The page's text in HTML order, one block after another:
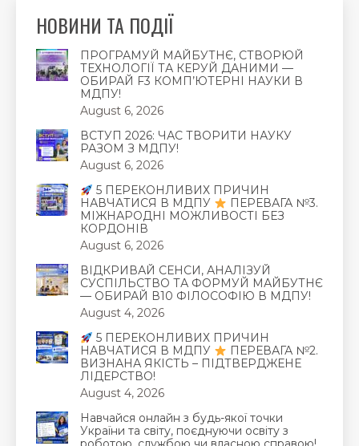
НОВИНИ ТА ПОДІЇ
ПРОГРАМУЙ МАЙБУТНЄ, СТВОРЮЙ
ТЕХНОЛОГІЇ ТА КЕРУЙ ДАНИМИ —
ОБИРАЙ F3 КОМП’ЮТЕРНІ НАУКИ В
МДПУ!
August 6, 2026
ВСТУП 2026: ЧАС ТВОРИТИ НАУКУ
РАЗОМ З МДПУ!
August 6, 2026
5 ПЕРЕКОНЛИВИХ ПРИЧИН
НАВЧАТИСЯ В МДПУ
ПЕРЕВАГА №3.
МІЖНАРОДНІ МОЖЛИВОСТІ БЕЗ
КОРДОНІВ
August 6, 2026
ВІДКРИВАЙ СЕНСИ, АНАЛІЗУЙ
СУСПІЛЬСТВО ТА ФОРМУЙ МАЙБУТНЄ
— ОБИРАЙ В10 ФІЛОСОФІЮ В МДПУ!
August 4, 2026
5 ПЕРЕКОНЛИВИХ ПРИЧИН
НАВЧАТИСЯ В МДПУ
ПЕРЕВАГА №2.
ВИЗНАНА ЯКІСТЬ – ПІДТВЕРДЖЕНЕ
ЛІДЕРСТВО!
August 4, 2026
Навчайся онлайн з будь-якої точки
України та світу, поєднуючи освіту з